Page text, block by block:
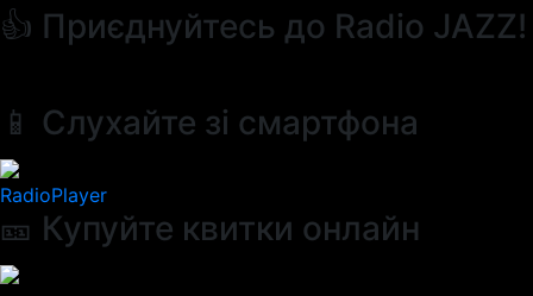
👍 Приєднуйтесь до Radio JAZZ!
📱 Слухайте зі смартфона
RadioPlayer
🎫 Купуйте квитки онлайн